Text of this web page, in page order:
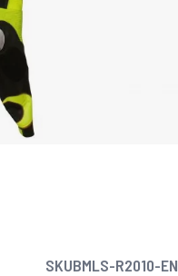
SKUBMLS-R2010-EN